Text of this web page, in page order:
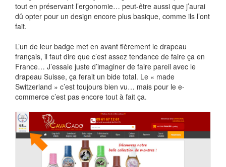
tout en préservant l’ergonomie… peut-être aussi que j’aurai
dû opter pour un design encore plus basique, comme ils l’ont
fait.
L’un de leur badge met en avant fièrement le drapeau
français, il faut dire que c’est assez tendance de faire ça en
France… J’essaie juste d’imaginer de faire pareil avec le
drapeau Suisse, ça ferait un bide total. Le « made
Switzerland » c’est toujours bien vu… mais pour le e-
commerce c’est pas encore tout à fait ça.